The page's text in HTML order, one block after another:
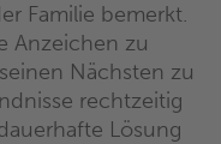
Familie bemerkt.
Anzeichen zu
Nächsten zu
rechtzeitig
Lösung